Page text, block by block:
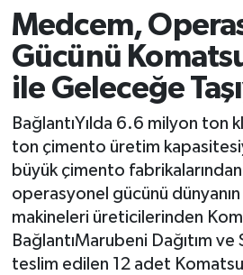
Medcem,
Gücünü
ile Geleceğe
BağlantıYılda 6.6 milyon ton
ton çimento üretim
büyük çimento
operasyonel gücünü
makineleri üreticilerinden
BağlantıMarubeni Dağıtım ve
teslim edilen 12 adet
YOLCU TAŞIMA
LOJİSTİK
E-GAZETE
TAŞITLAR
Son Dakika Haberleri
Haber Arşivi